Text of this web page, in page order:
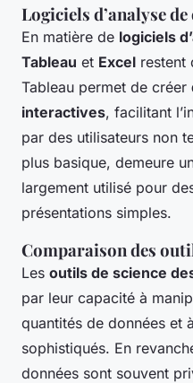
Logiciels d’analyse de
En matière de logiciels
Tableau et Excel restent
Tableau permet de créer
interactives, facilitant
par des utilisateurs non
plus basique, demeure
largement utilisé pour
présentations simples.
Comparaison des
Les outils de science
par leur capacité à
quantités de données et
sophistiqués. En
données sont souvent